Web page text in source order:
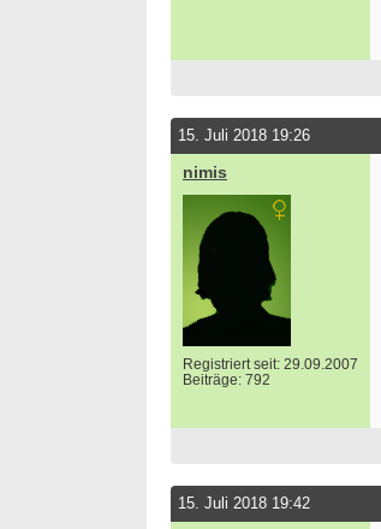
15. Juli 2018 19:26
nimis
Registriert seit: 29.09.2007
Beiträge: 792
15. Juli 2018 19:42